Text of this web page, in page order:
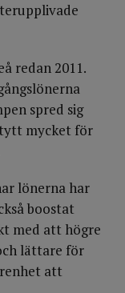
redan 2011.
spred sig
mycket för
lönerna har
boostat
med att högre
lättare för
att